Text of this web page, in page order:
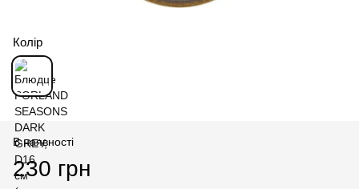
Колір
В наявності
230 грн